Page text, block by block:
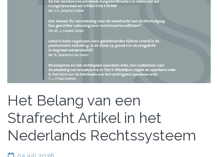
Het Belang van een
Strafrecht Artikel in het
Nederlands Rechtssysteem